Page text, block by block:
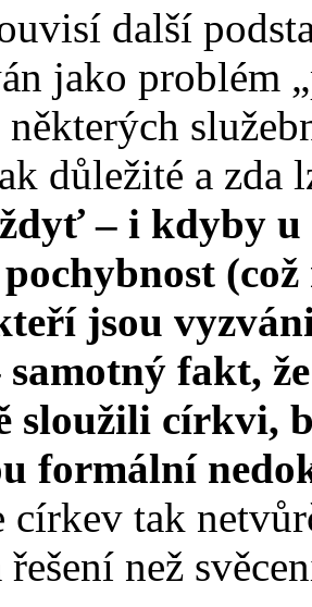
další
jako problém
důležité a zda
– i kdyby u
jsou
fakt,
sloužili církvi,
formální
církev tak
než